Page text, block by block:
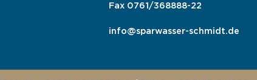
Fax 0761/368888-22
info@sparwasser-schmidt.de